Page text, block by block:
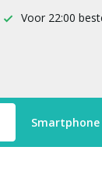
Voor 22:00
Smartphone